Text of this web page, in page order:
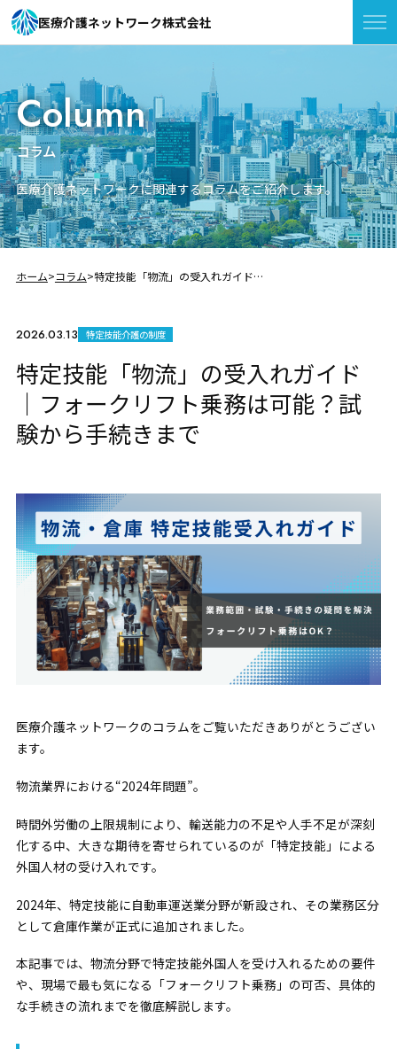
医療介護ネットワーク株式会社
Column
コラム
医療介護ネットワークに関連するコラムをご紹介します。
ホーム コラム 特定技能「物流」の受入れガイド｜フォークリフト乗務は可能？試験から手続きまで
2026.03.13 特定技能介護の制度
特定技能「物流」の受入れガイド
｜フォークリフト乗務は可能？試
験から手続きまで
医療介護ネットワークのコラムをご覧いただきありがとうござい
ます。
物流業界における“2024年問題”。
時間外労働の上限規制により、輸送能力の不足や人手不足が深刻
化する中、大きな期待を寄せられているのが「特定技能」による
外国人材の受け入れです。
2024年、特定技能に自動車運送業分野が新設され、その業務区分
として倉庫作業が正式に追加されました。
本記事では、物流分野で特定技能外国人を受け入れるための要件
や、現場で最も気になる「フォークリフト乗務」の可否、具体的
な手続きの流れまでを徹底解説します。